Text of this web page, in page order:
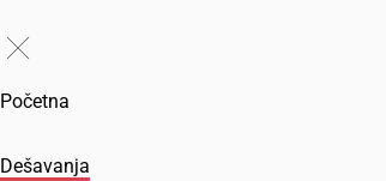
Početna
Dešavanja